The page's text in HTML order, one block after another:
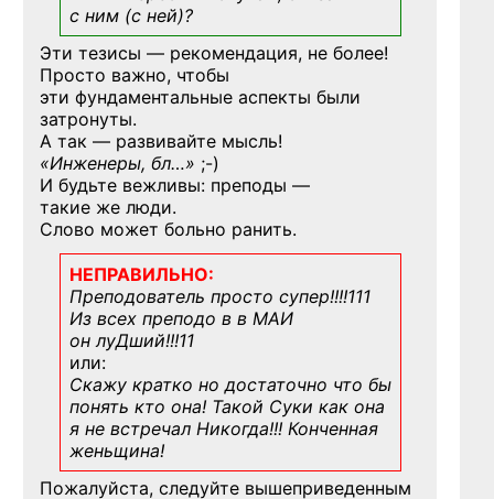
с ним (с ней)?
Эти тезисы — рекомендация, не более!
Просто важно, чтобы
эти фундаментальные аспекты были
затронуты.
А так — развивайте мысль!
«Инженеры, бл…» ;-)
И будьте вежливы: преподы —
такие же люди.
Слово может больно ранить.
НЕПРАВИЛЬНО:
Преподователь просто супер!!!!111
Из всех преподо в в МАИ
он луДший!!!11
или:
Скажу кратко но достаточно что бы
понять кто она! Такой Суки как она
я не встречал Никогда!!! Конченная
женьщина!
Пожалуйста, следуйте вышеприведенным